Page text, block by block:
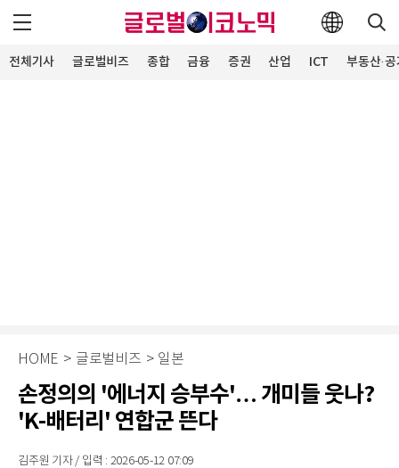
전체기사 글로벌비즈 종합 금융 증권 산업 ICT 부동산·
HOME > 글로벌비즈 > 일본
손정의의 '에너지 승부수'… 개미들 웃나?
'K-배터리' 연합군 뜬다
김주원 기자 / 입력 : 2026-05-12 07:09